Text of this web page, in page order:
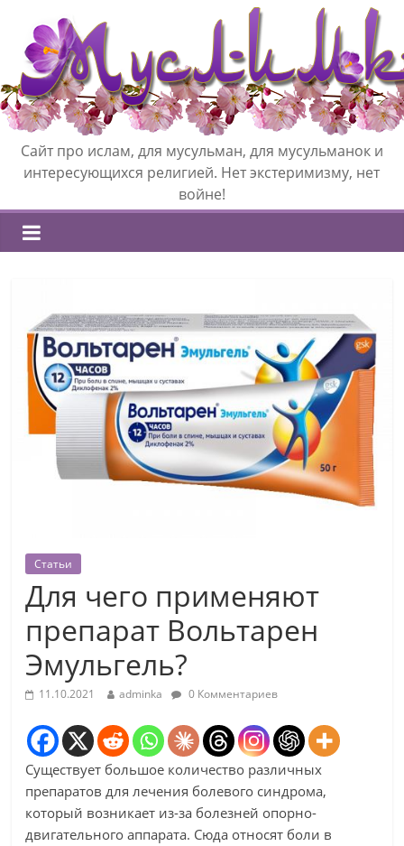
Сайт про ислам, для мусульман, для мусульманок и
интересующихся религией. Нет экстеримизму, нет
войне!
Статьи
Для чего применяют
препарат Вольтарен
Эмульгель?
11.10.2021 adminka 0 Комментариев
Существует большое количество различных
препаратов для лечения болевого синдрома,
который возникает из-за болезней опорно-
двигательного аппарата. Сюда относят боли в